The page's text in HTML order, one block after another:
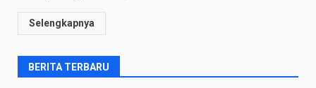
Selengkapnya
BERITA TERBARU